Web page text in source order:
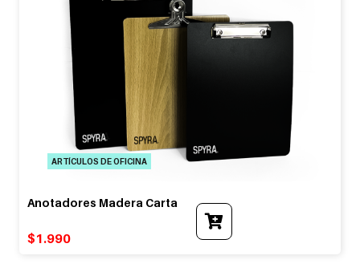
ARTÍCULOS DE OFICINA
Anotadores Madera Carta
$1.990